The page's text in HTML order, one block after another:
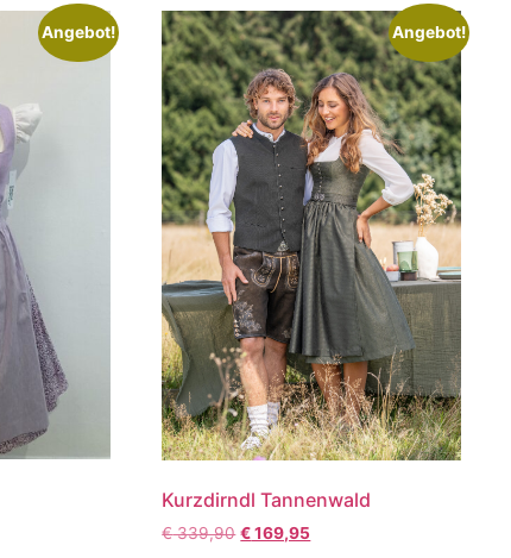
Angebot! Angebot!
Kurzdirndl Tannenwald
€339,90 €169,95